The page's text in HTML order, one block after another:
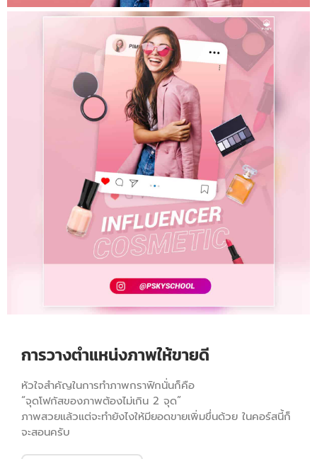
การวางตำแหน่งภาพให้ขายดี
หัวใจสำคัญในการทำภาพกราฟิกนั่นก็คือ
“จุดโฟกัสของภาพต้องไม่เกิน 2 จุด”
ภาพสวยแล้วแต่จะทำยังไงให้มียอดขายเพิ่มขึ่นด้วย ในคอร์สนี้ก็
จะสอนครับ